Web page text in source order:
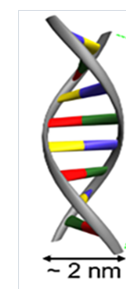
상온에서 합성
DNA를 핵산
있다”며 “이를
가능하다”고 말했다. 이번 연구는 한국연
중견연구자지
수행됐다. □ 그림 설명 그림1. journal of Materials
Chemistry B 표지 그림2. 다양한 염기서열 및 길이를 가
DNA를 이용한
나타내는 SEM 사진 그림3. DNA를 이용한 유, 무기 복합
각인하고자 하
기술이다. 경제
기존의 포토리
손꼽힌다. 그러
임프린트 리소
정확한 구조를
해결을 위해 가
조사했다. 이를
마이크로-나노
임프린트 리소
편광하는 방향
편광 방향을 조
있다는 뜻이다.
수평 방향으로
현상에 대한 이